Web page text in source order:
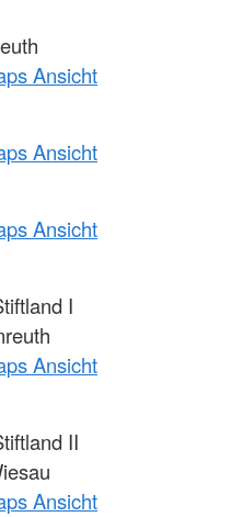
Ansicht
Ansicht
Ansicht
I
Ansicht
II
Ansicht